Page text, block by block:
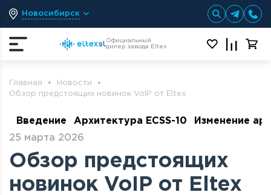
Новосибирск
Официальный
дилер завода Eltex
Главная
Новости
Обзор предстоящих новинок VoIP от Eltex
Введение Архитектура ECSS-10
Изменение
25 марта 2026
Обзор предстоящих
новинок VoIP от Eltex